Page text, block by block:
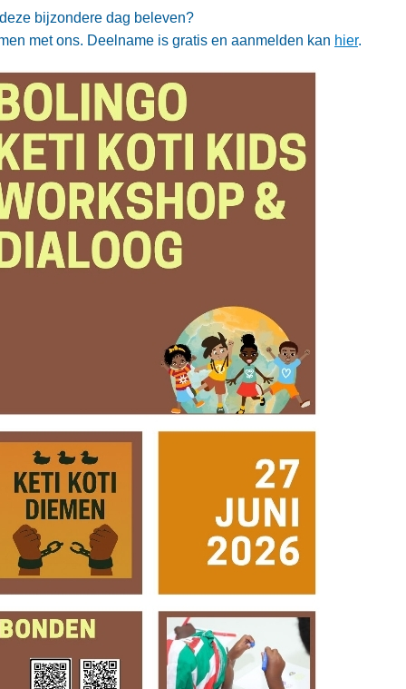
bijzondere dag beleven?
met ons. Deelname is gratis en aanmelden kan hier.